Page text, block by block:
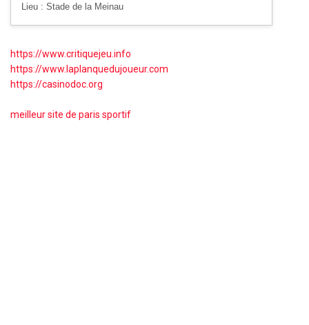
Lieu : Stade de la Meinau
https://www.critiquejeu.info
https://www.laplanquedujoueur.com
https://casinodoc.org
meilleur site de paris sportif